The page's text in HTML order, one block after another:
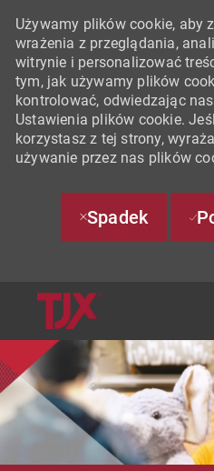
Używamy plików cookie, aby
wrażenia z przeglądania,
witrynie i personalizować
tym, jak używamy plików
kontrolować, odwiedzając
Ustawienia plików cookie.
korzystasz z tej strony,
używanie przez nas plików
Spadek